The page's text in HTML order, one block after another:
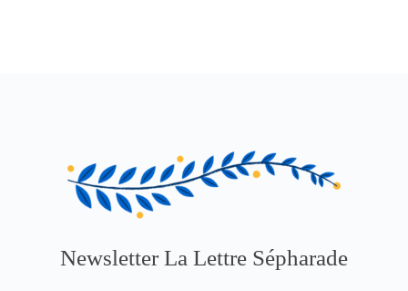
Newsletter La Lettre Sépharade